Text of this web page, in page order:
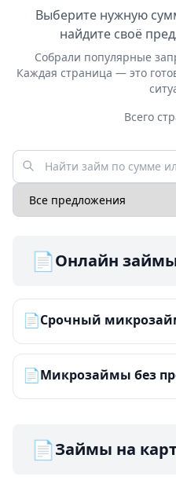
Выберите нужную
найдите своё
Собрали популярные
Каждая страница — это
Всего
📄Онлайн
📄
📄
📄Займы на